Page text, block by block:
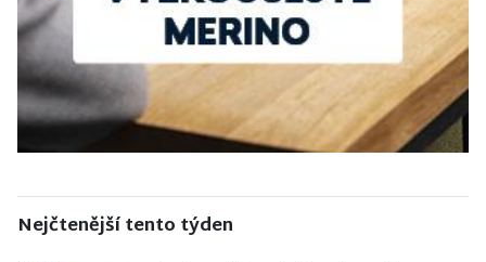
Nejčtenější tento týden